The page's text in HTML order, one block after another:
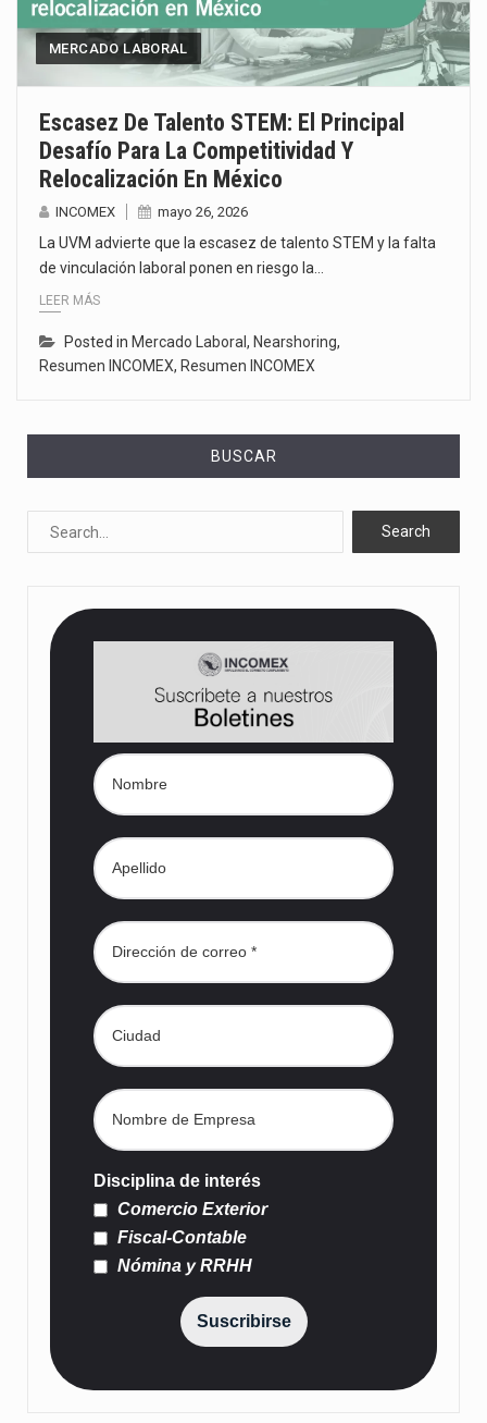
MERCADO LABORAL
Escasez De Talento STEM: El Principal
Desafío Para La Competitividad Y
Relocalización En México
INCOMEX mayo 26, 2026
La UVM advierte que la escasez de talento STEM y la falta
de vinculación laboral ponen en riesgo la…
LEER MÁS
Posted in Mercado Laboral , Nearshoring,
Resumen INCOMEX, Resumen INCOMEX
BUSCAR
Disciplina de interés
Comercio Exterior
Fiscal-Contable
Nómina y RRHH
Suscribirse